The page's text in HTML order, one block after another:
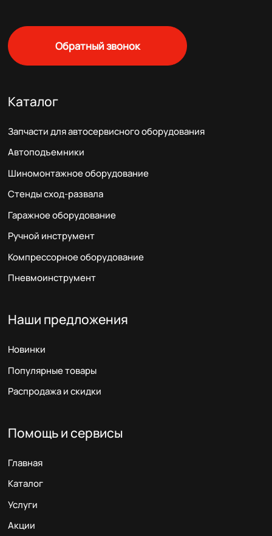
Обратный звонок
Каталог
Запчасти для автосервисного оборудования
Автоподъемники
Шиномонтажное оборудование
Стенды сход-развала
Гаражное оборудование
Ручной инструмент
Компрессорное оборудование
Пневмоинструмент
Наши предложения
Новинки
Популярные товары
Распродажа и скидки
Помощь и сервисы
Главная
Каталог
Услуги
Акции